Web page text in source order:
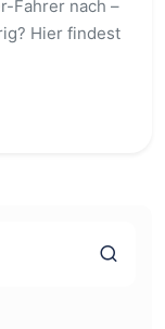
Fahrer nach –
Hier findest